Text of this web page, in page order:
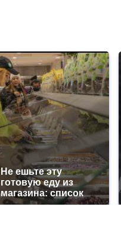
Не ешьте эту
готовую еду из
магазина: список